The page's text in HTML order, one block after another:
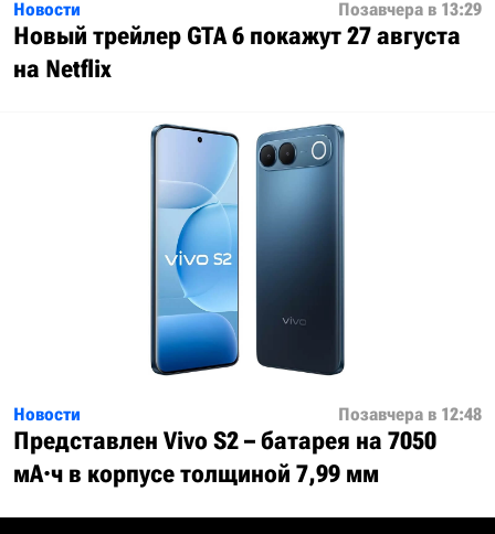
Новости Позавчера в 13:29
Новый трейлер GTA 6 покажут 27 августа
на Netflix
Новости Позавчера в 12:48
Представлен Vivo S2 – батарея на 7050
мА·ч в корпусе толщиной 7,99 мм